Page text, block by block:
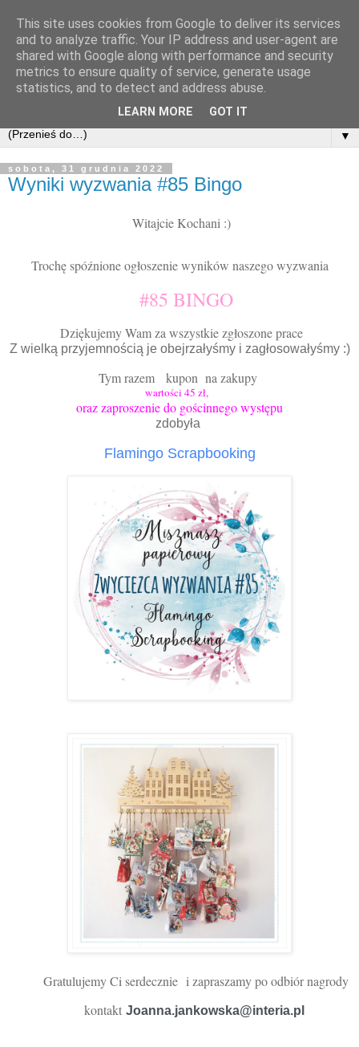
▼
sobota, 31 grudnia 2022
Wyniki wyzwania #85 Bingo
Witajcie Kochani :)
Trochę spóźnione ogłoszenie wyników naszego wyzwania
#85 BINGO
Dziękujemy Wam za wszystkie zgłoszone prace
Z wielką przyjemnością je obejrzałyśmy i zagłosowałyśmy :)
Tym razem kupon na zakupy
wartości 45 zł,
oraz zaproszenie do gościnnego występu
zdobyła
Flamingo Scrapbooking
Gratulujemy Ci serdecznie i zapraszamy po odbiór nagrody
kontakt Joanna.jankowska@interia.pl
This site uses cookies from Google to deliver its services
and to analyze traffic. Your IP address and user-agent are
shared with Google along with performance and security
metrics to ensure quality of service, generate usage
statistics, and to detect and address abuse.
LEARN MORE GOT IT